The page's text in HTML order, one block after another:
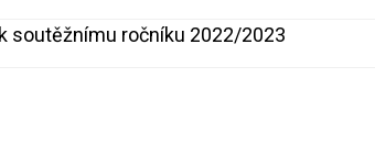
soutěžnímu ročníku 2022/2023